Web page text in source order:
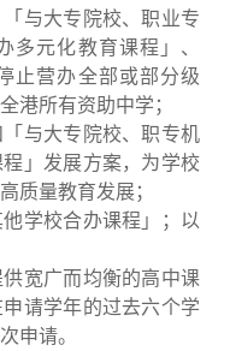
与大专院校、职业专
元化教育课程」、
止营办全部或部分级
港所有资助中学；
与大专院校、职专机
」发展方案，为学校
质量教育发展；
学校合办课程」；以
宽广而均衡的高中课
请学年的过去六个学
申请。